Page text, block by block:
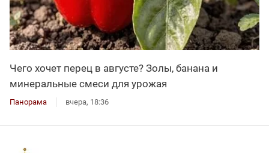
Чего хочет перец в августе? Золы, банана и
минеральные смеси для урожая
Панорама вчера, 18:36